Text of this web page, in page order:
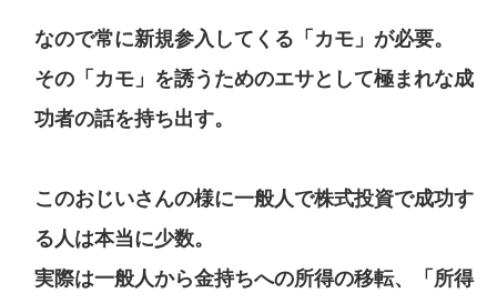
なので常に新規参入してくる「カモ」が必要。
その「カモ」を誘うためのエサとして極まれな成
功者の話を持ち出す。
このおじいさんの様に一般人で株式投資で成功す
る人は本当に少数。
実際は一般人から金持ちへの所得の移転、「所得